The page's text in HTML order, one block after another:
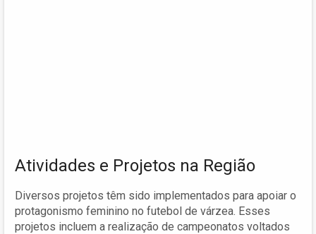
Atividades e Projetos na Região
Diversos projetos têm sido implementados para apoiar o
protagonismo feminino no futebol de várzea. Esses
projetos incluem a realização de campeonatos voltados